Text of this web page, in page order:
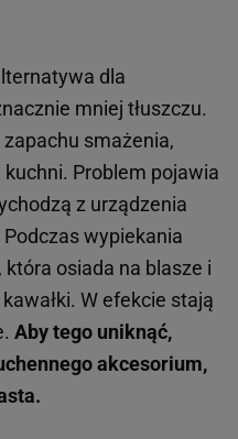
dla
mniej tłuszczu.
smażenia,
Problem pojawia
z urządzenia
wypiekania
osiada na blasze i
W efekcie stają
Aby tego uniknąć,
akcesorium,